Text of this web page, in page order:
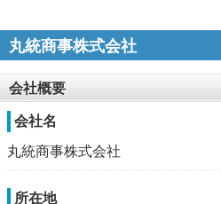
丸統商事株式会社
会社概要
会社名
丸統商事株式会社
所在地